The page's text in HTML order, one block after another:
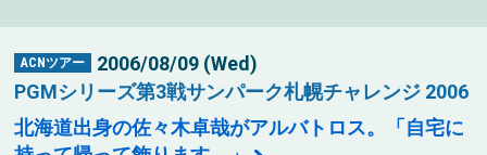
ACNツアー
2006/08/09 (Wed)
PGMシリーズ第3戦サンパーク札幌チャレンジ 2006
北海道出身の佐々木卓哉がアルバトロス。「自宅に